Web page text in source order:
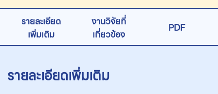
รายละเอียด
เพิ่มเติม
งานวิจัยที่
เกี่ยวข้อง
PDF
รายละเอียดเพิ่มเติม